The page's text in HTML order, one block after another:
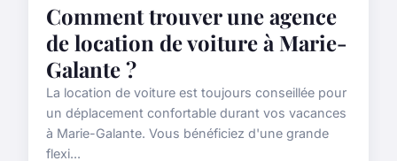
Comment trouver une agence
de location de voiture à Marie-
Galante ?
La location de voiture est toujours conseillée pour
un déplacement confortable durant vos vacances
à Marie-Galante. Vous bénéficiez d'une grande
flexi...